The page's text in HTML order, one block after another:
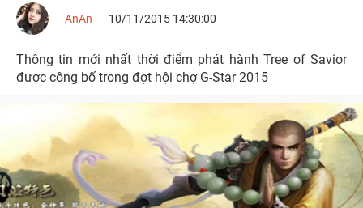
AnAn 10/11/2015 14:30:00
Thông tin mới nhất thời điểm phát hành Tree of Savior
được công bố trong đợt hội chợ G-Star 2015